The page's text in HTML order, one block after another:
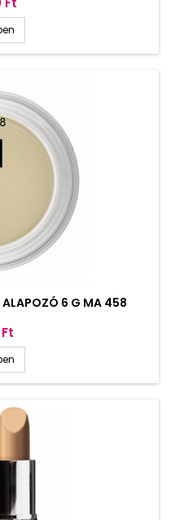
ALAPOZÓ 6 G MA 458